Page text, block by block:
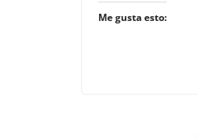
Me gusta esto: